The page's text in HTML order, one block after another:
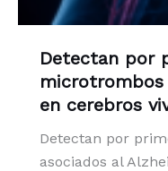
Detectan por
microtrombos
en cerebros
Detectan por
asociados al